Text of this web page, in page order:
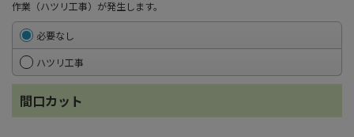
作業（ハツリ工事）が発生します。
必要なし
ハツリ工事
間口カット